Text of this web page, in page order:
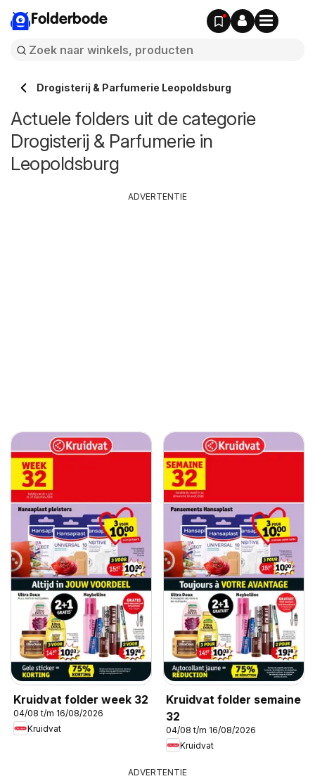
Folderbode
Drogisterij & Parfumerie Leopoldsburg
Actuele folders uit de categorie
Drogisterij & Parfumerie in
Leopoldsburg
Kruidvat folder week 32
04/08 t/m 16/08/2026
Kruidvat
Kruidvat folder semaine
32
04/08 t/m 16/08/2026
Kruidvat
ADVERTENTIE
ADVERTENTIE